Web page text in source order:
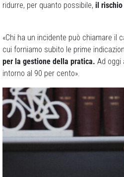
ridurre, per quanto possibile, il
«Chi ha un incidente può chiamare il
cui forniamo subito le prime
per la gestione della pratica. Ad oggi
intorno al 90 per cento».